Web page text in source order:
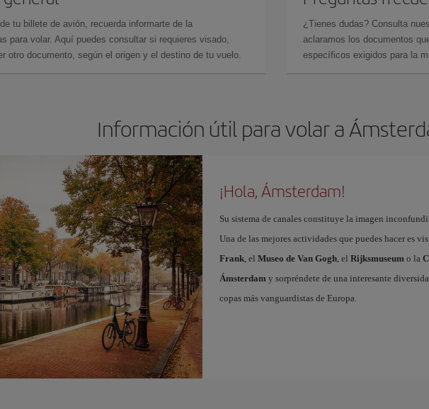
tu billete de avión, recuerda informarte de la
para volar. Aquí puedes consultar si requieres visado,
otro documento, según el origen y el destino de tu vuelo.
¿Tienes dudas? Consulta
aclaramos los documentos
específicos exigidos para la
Información útil para volar a
¡Hola, Ámsterdam!
Su sistema de canales constituye la imagen
Una de las mejores actividades que puedes hacer es
Frank, el Museo de Van Gogh, el Rijksmuseumo la
Ámsterdamy sorpréndete de una interesante
copas más vanguardistas de Europa.